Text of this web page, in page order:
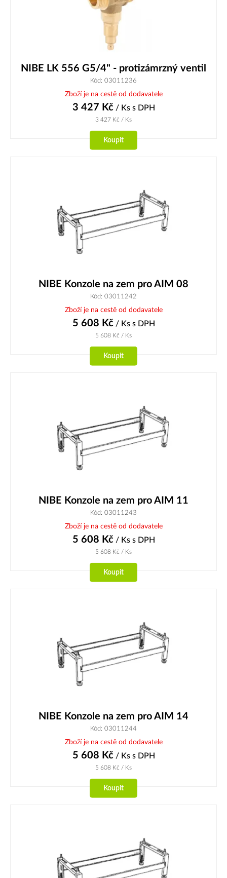
NIBE LK 556 G5/4" - protizámrzný ventil
Kód: 03011236
Zboží je na cestě od dodavatele
3 427 Kč/ Ks s DPH
3 427 Kč / Ks
Koupit
NIBE Konzole na zem pro AIM 08
Kód: 03011242
Zboží je na cestě od dodavatele
5 608 Kč/ Ks s DPH
5 608 Kč / Ks
Koupit
NIBE Konzole na zem pro AIM 11
Kód: 03011243
Zboží je na cestě od dodavatele
5 608 Kč/ Ks s DPH
5 608 Kč / Ks
Koupit
NIBE Konzole na zem pro AIM 14
Kód: 03011244
Zboží je na cestě od dodavatele
5 608 Kč/ Ks s DPH
5 608 Kč / Ks
Koupit